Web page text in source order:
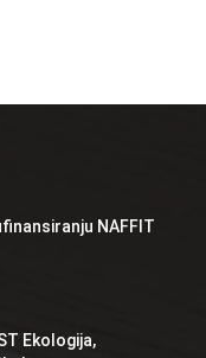
NAFFIT
Ekologija,